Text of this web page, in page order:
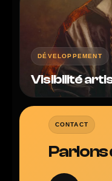
DÉVELOPPEMENT
Visibilité
CONTACT